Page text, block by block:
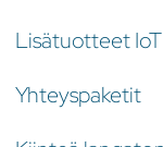
Lisätuotteet
Yhteyspaketit